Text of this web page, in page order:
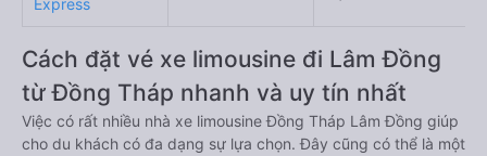
Express
Cách đặt vé xe limousine đi Lâm Đồng
từ Đồng Tháp nhanh và uy tín nhất
Việc có rất nhiều nhà xe limousine Đồng Tháp Lâm Đồng giúp
cho du khách có đa dạng sự lựa chọn. Đây cũng có thể là một